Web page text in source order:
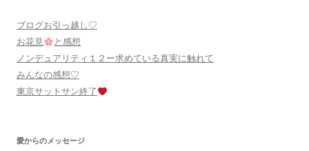
ブログお引っ越し♡
お花見
と感想
ノンデュアリティ１２ー求めている真実に触れて
みんなの感想♡
東京サットサン終了
愛からのメッセージ